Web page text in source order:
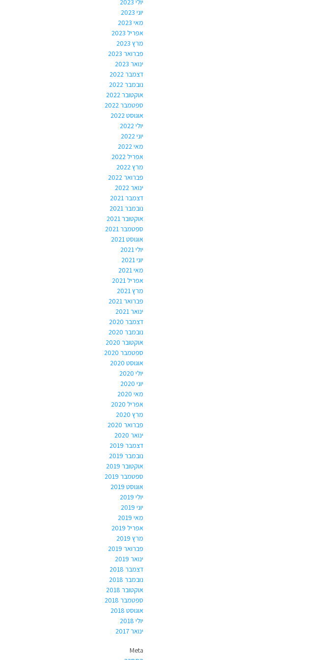
יוני 2023
מאי 2023
אפריל 2023
מרץ 2023
פברואר 2023
ינואר 2023
דצמבר 2022
נובמבר 2022
אוקטובר 2022
ספטמבר 2022
אוגוסט 2022
יולי 2022
יוני 2022
מאי 2022
אפריל 2022
מרץ 2022
פברואר 2022
ינואר 2022
דצמבר 2021
נובמבר 2021
אוקטובר 2021
ספטמבר 2021
אוגוסט 2021
יולי 2021
יוני 2021
מאי 2021
אפריל 2021
מרץ 2021
פברואר 2021
ינואר 2021
דצמבר 2020
נובמבר 2020
אוקטובר 2020
ספטמבר 2020
אוגוסט 2020
יולי 2020
יוני 2020
מאי 2020
אפריל 2020
מרץ 2020
פברואר 2020
ינואר 2020
דצמבר 2019
נובמבר 2019
אוקטובר 2019
ספטמבר 2019
אוגוסט 2019
יולי 2019
יוני 2019
מאי 2019
אפריל 2019
מרץ 2019
פברואר 2019
ינואר 2019
דצמבר 2018
נובמבר 2018
אוקטובר 2018
ספטמבר 2018
אוגוסט 2018
יולי 2018
ינואר 2017
Meta